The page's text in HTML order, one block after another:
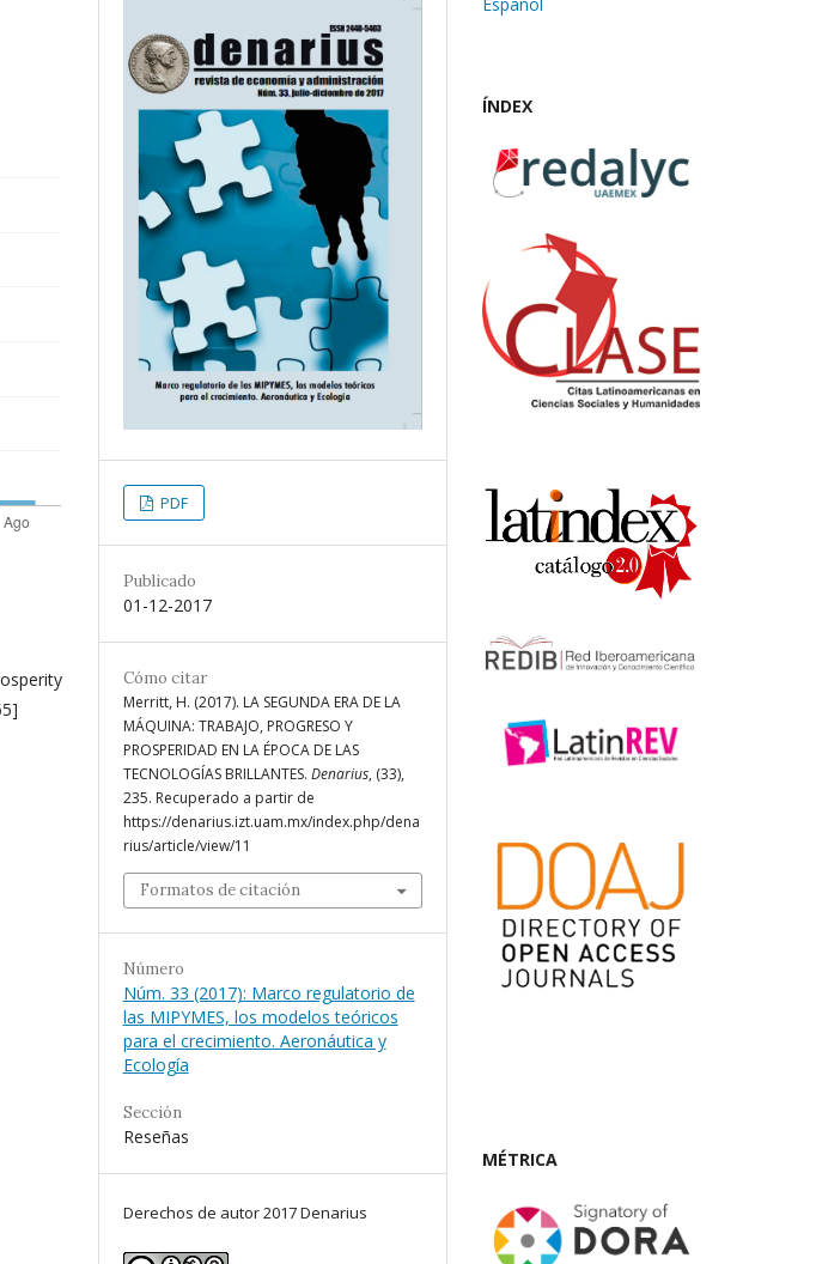
PDF
Publicado
01-12-2017
Cómo citar
Merritt, H. (2017). LA SEGUNDA ERA DE LA
MÁQUINA: TRABAJO, PROGRESO Y
PROSPERIDAD EN LA ÉPOCA DE LAS
TECNOLOGÍAS BRILLANTES. Denarius, (33),
235. Recuperado a partir de
https://denarius.izt.uam.mx/index.php/dena
rius/article/view/11
Formatos de citación
Número
Núm. 33 (2017): Marco regulatorio de
las MIPYMES, los modelos teóricos
para el crecimiento. Aeronáutica y
Ecología
Sección
Reseñas
Derechos de autor 2017 Denarius
ÍNDEX
MÉTRICA